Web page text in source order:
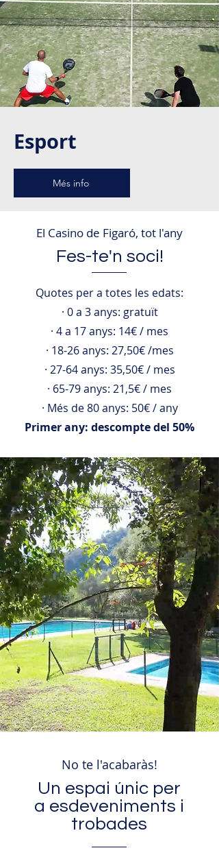
Esport
Més info
El Casino de Figaró, tot l'any
Fes-te'n soci!
Quotes per a totes les edats:
· 0 a 3 anys: gratuït
· 4 a 17 anys: 14€ / mes
· 18-26 anys: 27,50€ /mes
· 27-64 anys: 35,50€ / mes
· 65-79 anys: 21,5€ / mes
· Més de 80 anys: 50€ / any
Primer any: descompte del 50%
No te l'acabaràs!
Un espai únic per
a esdeveniments i
trobades